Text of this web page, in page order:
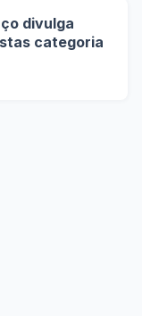
divulga
categoria